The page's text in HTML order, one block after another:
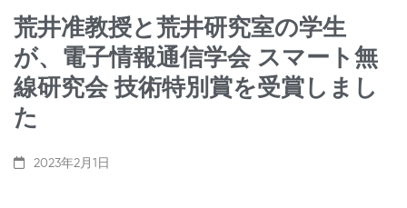
荒井准教授と荒井研究室の学生
が、電子情報通信学会 スマート無
線研究会 技術特別賞を受賞しまし
た
2023年2月1日